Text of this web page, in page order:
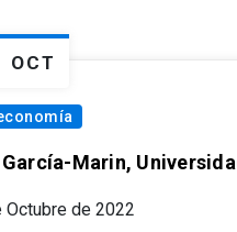
OCT
Marin,
Octubre de 2022